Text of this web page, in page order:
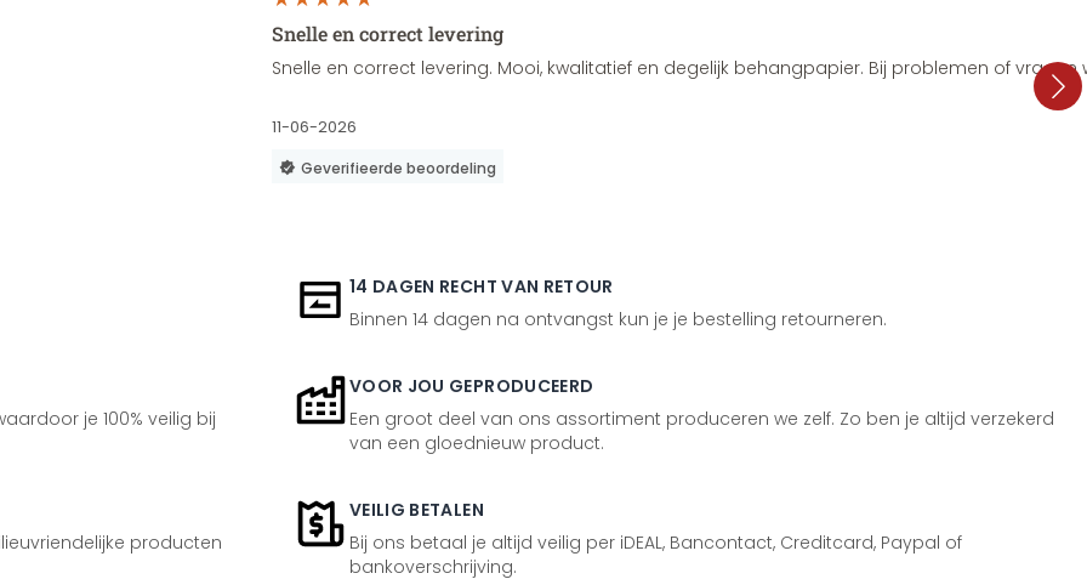
Snelle en correct levering
Snelle en correct levering. Mooi, kwalitatief en degelijk behangpapier. Bij problemen of
11-06-2026
Geverifieerde beoordeling
14 DAGEN RECHT VAN RETOUR
Binnen 14 dagen na ontvangst kun je je bestelling retourneren.
je 100% veilig bij
VOOR JOU GEPRODUCEERD
Een groot deel van ons assortiment produceren we zelf. Zo ben je altijd verzekerd
van een gloednieuw product.
producten
VEILIG BETALEN
Bij ons betaal je altijd veilig per iDEAL, Bancontact, Creditcard, Paypal of
bankoverschrijving.